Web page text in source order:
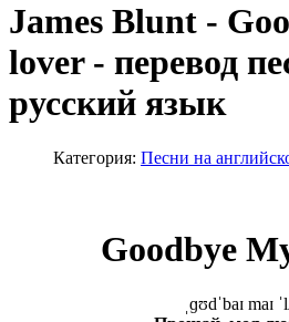
James Blunt -
lover - перевод
русский язык
Категория: Песни на
Goodbye
ˌɡʊdˈbaɪ maɪ